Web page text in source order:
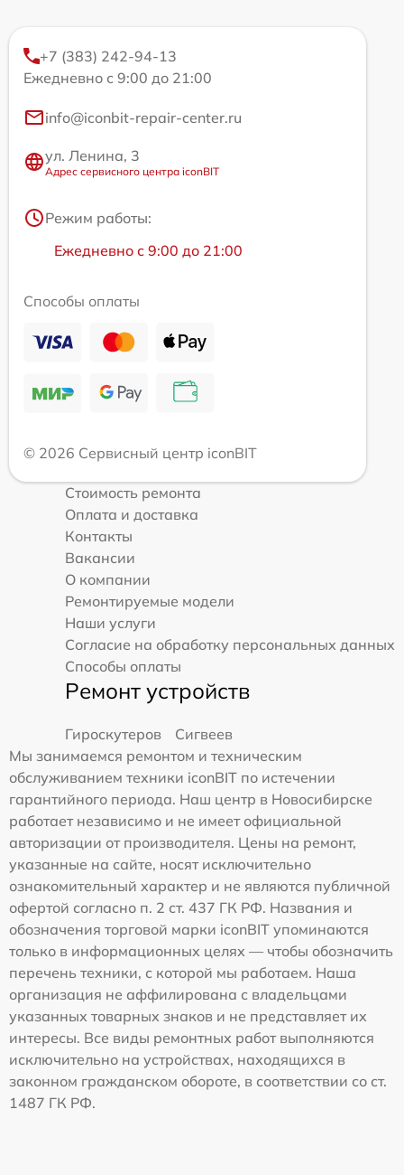
+7 (383) 242-94-13
Ежедневно с 9:00 до 21:00
info@iconbit-repair-center.ru
ул. Ленина, 3
Адрес сервисного центра iconBIT
Режим работы:
Ежедневно с 9:00 до 21:00
Способы оплаты
© 2026 Сервисный центр iconBIT
Стоимость ремонта
Оплата и доставка
Контакты
Вакансии
О компании
Ремонтируемые модели
Наши услуги
Согласие на обработку персональных данных
Способы оплаты
Ремонт устройств
Гироскутеров
Сигвеев
Мы занимаемся ремонтом и техническим
обслуживанием техники iconBIT по истечении
гарантийного периода. Наш центр в Новосибирске
работает независимо и не имеет официальной
авторизации от производителя. Цены на ремонт,
указанные на сайте, носят исключительно
ознакомительный характер и не являются публичной
офертой согласно п. 2 ст. 437 ГК РФ. Названия и
обозначения торговой марки iconBIT упоминаются
только в информационных целях — чтобы обозначить
перечень техники, с которой мы работаем. Наша
организация не аффилирована с владельцами
указанных товарных знаков и не представляет их
интересы. Все виды ремонтных работ выполняются
исключительно на устройствах, находящихся в
законном гражданском обороте, в соответствии со ст.
1487 ГК РФ.